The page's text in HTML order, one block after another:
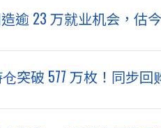
逾 23 万就业机会，估
突破 577 万枚！同步